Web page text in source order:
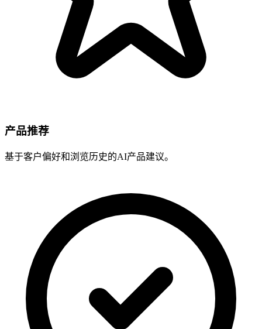
产品推荐
基于客户偏好和浏览历史的AI产品建议。